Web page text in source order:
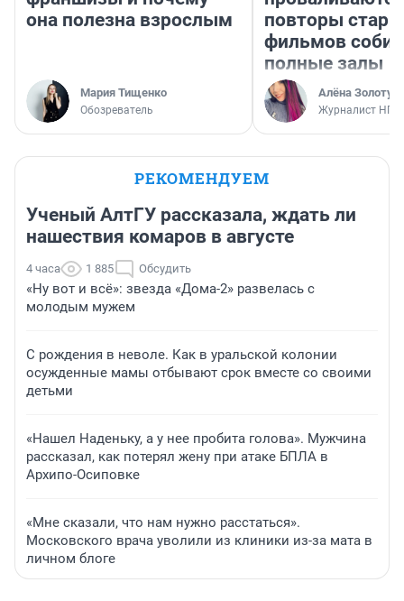
она полезна взрослым
Мария Тищенко
Обозреватель
повторы
фильмов
полные залы
Алёна
Журналист НГС
РЕКОМЕНДУЕМ
Ученый АлтГУ рассказала, ждать ли
нашествия комаров в августе
4 часа 1 885 Обсудить
«Ну вот и всё»: звезда «Дома-2» развелась с
молодым мужем
С рождения в неволе. Как в уральской колонии
осужденные мамы отбывают срок вместе со своими
детьми
«Нашел Наденьку, а у нее пробита голова». Мужчина
рассказал, как потерял жену при атаке БПЛА в
Архипо-Осиповке
«Мне сказали, что нам нужно расстаться».
Московского врача уволили из клиники из-за мата в
личном блоге